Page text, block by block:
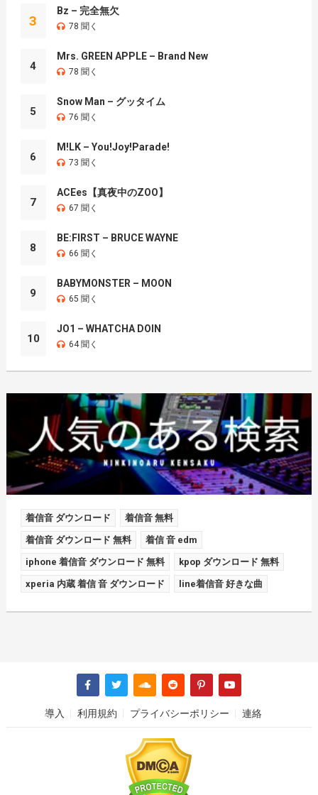
3
Bz – 完全無欠
78 聞く
4
Mrs. GREEN APPLE – Brand New
78 聞く
5
Snow Man – グッタイム
76 聞く
6
M!LK – You!Joy!Parade!
73 聞く
7
ACEes【真夜中のZOO】
67 聞く
8
BE:FIRST – BRUCE WAYNE
66 聞く
9
BABYMONSTER – MOON
65 聞く
10
JO1 – WHATCHA DOIN
64 聞く
着信音 ダウンロード 着信音 無料
着信音 ダウンロード 無料 着信 音 edm
iphone 着信音 ダウンロード 無料 kpop ダウンロード 無料
xperia 内蔵 着信 音 ダウンロード line着信音 好きな曲
導入 利用規約 プライバシーポリシー 連絡